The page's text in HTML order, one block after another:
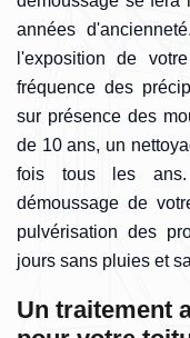
années
l'exposition de
fréquence des
sur présence des
de 10 ans, un
fois tous les ans.
démoussage de
pulvérisation des
jours sans pluies et
Un traitement